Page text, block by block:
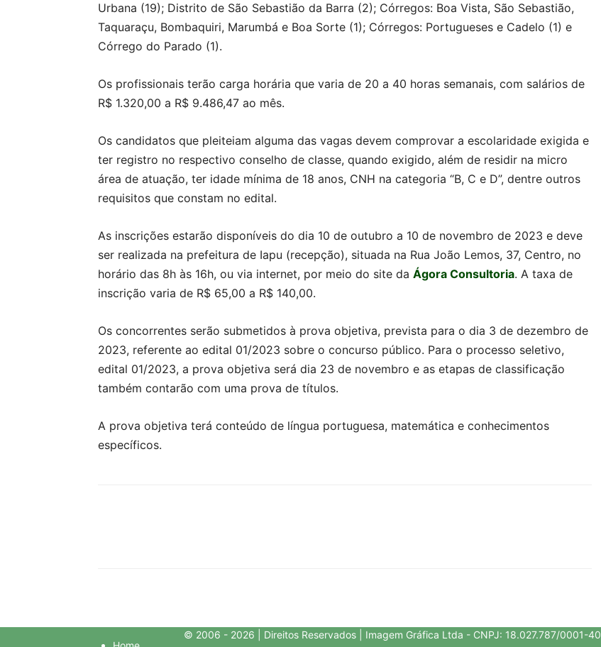
Urbana (19); Distrito de São Sebastião da Barra (2); Córregos: Boa Vista, São Sebastião,
Taquaraçu, Bombaquiri, Marumbá e Boa Sorte (1); Córregos: Portugueses e Cadelo (1) e
Córrego do Parado (1).
Os profissionais terão carga horária que varia de 20 a 40 horas semanais, com salários de
R$ 1.320,00 a R$ 9.486,47 ao mês.
Os candidatos que pleiteiam alguma das vagas devem comprovar a escolaridade exigida e
ter registro no respectivo conselho de classe, quando exigido, além de residir na micro
área de atuação, ter idade mínima de 18 anos, CNH na categoria “B, C e D”, dentre outros
requisitos que constam no edital.
As inscrições estarão disponíveis do dia 10 de outubro a 10 de novembro de 2023 e deve
ser realizada na prefeitura de Iapu (recepção), situada na Rua João Lemos, 37, Centro, no
horário das 8h às 16h, ou via internet, por meio do site da Ágora Consultoria. A taxa de
inscrição varia de R$ 65,00 a R$ 140,00.
Os concorrentes serão submetidos à prova objetiva, prevista para o dia 3 de dezembro de
2023, referente ao edital 01/2023 sobre o concurso público. Para o processo seletivo,
edital 01/2023, a prova objetiva será dia 23 de novembro e as etapas de classificação
também contarão com uma prova de títulos.
A prova objetiva terá conteúdo de língua portuguesa, matemática e conhecimentos
específicos.
© 2006 - 2026 | Direitos Reservados | Imagem Gráfica Ltda - CNPJ: 18.027.787/0001-40